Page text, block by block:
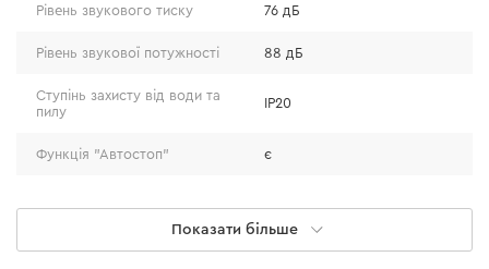
Гібридне живлення
Працює від мережі 220 В.
Рівень звукового тиску 76 дБ
Рівень звукової потужності 88 дБ
Ступінь захисту від води та
пилу
IP20
Функція "Автостоп" є
Клапан для стравлювання
тиску
Показати більше